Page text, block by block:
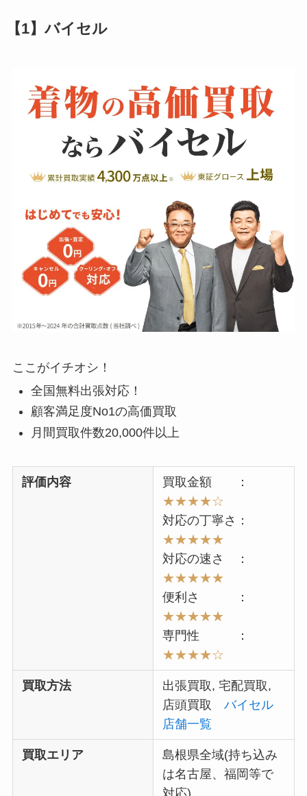
【1】バイセル
ここがイチオシ！
全国無料出張対応！
顧客満足度No1の高価買取
月間買取件数20,000件以上
評価内容
買取金額 ：
★★★★☆
対応の丁寧さ：
★★★★★
対応の速さ ：
★★★★★
便利さ ：
★★★★★
専門性 ：
★★★★☆
買取方法
出張買取, 宅配買取,
店頭買取バイセル
店舗一覧
買取エリア
島根県全域(持ち込み
は名古屋、福岡等で
対応)